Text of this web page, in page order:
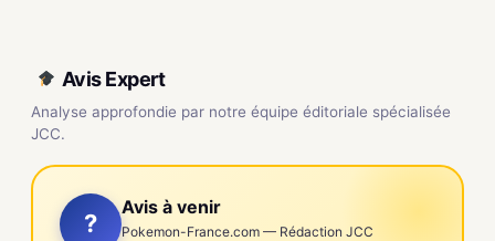
Avis Expert
Analyse approfondie par notre équipe éditoriale spécialisée
JCC.
?
Avis à venir
Pokemon-France.com — Rédaction JCC